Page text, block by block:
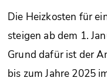
Die Heizkosten für
steigen ab dem 1.
Grund dafür ist der
bis zum Jahre 2025